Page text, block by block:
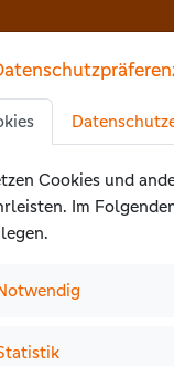
Cookie-
Cookies und
Im
(Auswählen
(Auswählen